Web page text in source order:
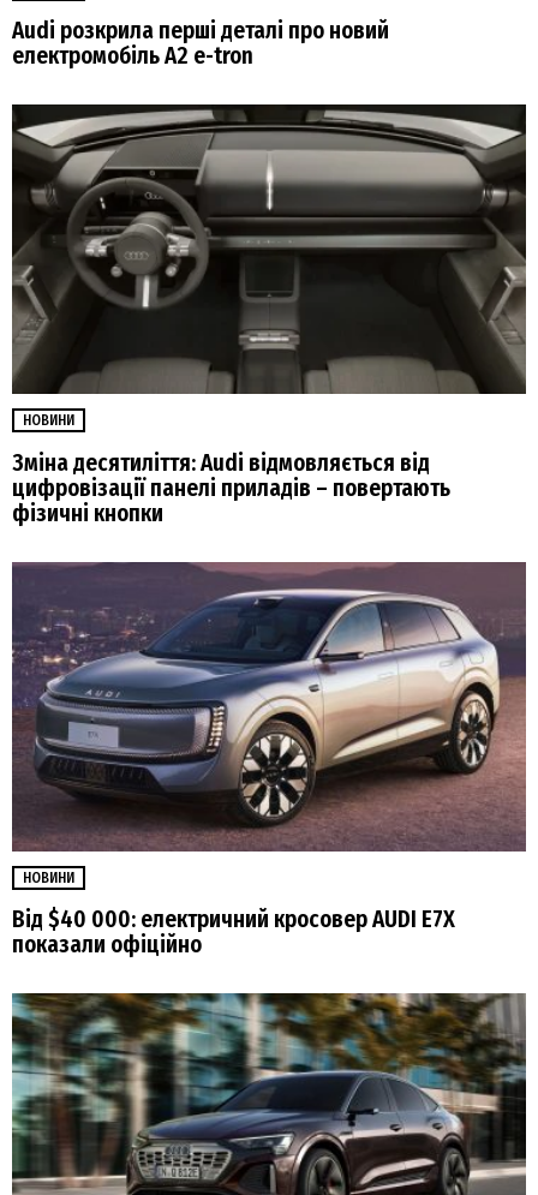
Audi розкрила перші деталі про новий
електромобіль A2 e-tron
НОВИНИ
Зміна десятиліття: Audi відмовляється від
цифровізації панелі приладів – повертають
фізичні кнопки
НОВИНИ
Від $40 000: електричний кросовер AUDI E7X
показали офіційно